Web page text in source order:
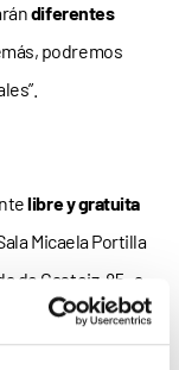
diferentes
podremos
libre ygratuita
Micaela Portilla
de Gasteiz, 85– a